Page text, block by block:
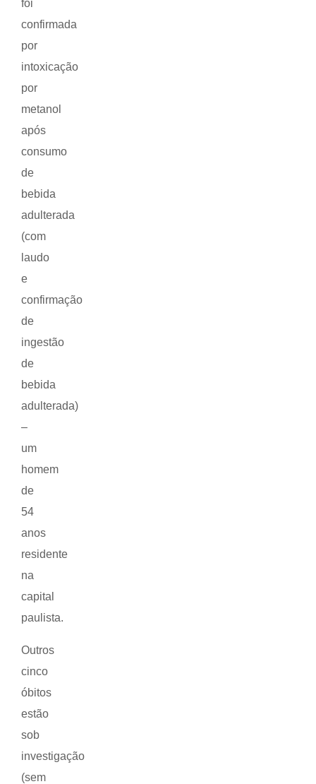
foi
confirmada
por
intoxicação
por
metanol
após
consumo
de
bebida
adulterada
(com
laudo
e
confirmação
de
ingestão
de
bebida
adulterada)
–
um
homem
de
54
anos
residente
na
capital
paulista.
Outros
cinco
óbitos
estão
sob
investigação
(sem